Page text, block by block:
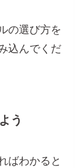
の選び方を
込んでくだ
う
ばわかると